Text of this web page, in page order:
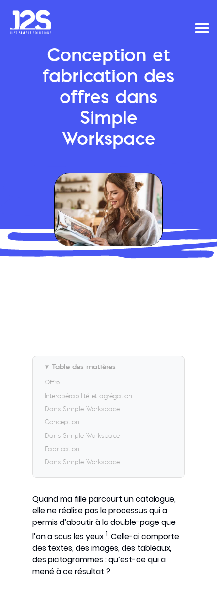
Conception et
fabrication des
offres dans
Simple
Workspace
Table des matières
Offre
Interopérabilité et agrégation
Dans Simple Workspace
Conception
Dans Simple Workspace
Fabrication
Dans Simple Workspace
Quand ma fille parcourt un catalogue,
elle ne réalise pas le processus qui a
permis d’aboutir à la double-page que
l’on a sous les yeux1. Celle-ci comporte
des textes, des images, des tableaux,
des pictogrammes : qu’est-ce qui a
mené à ce résultat ?